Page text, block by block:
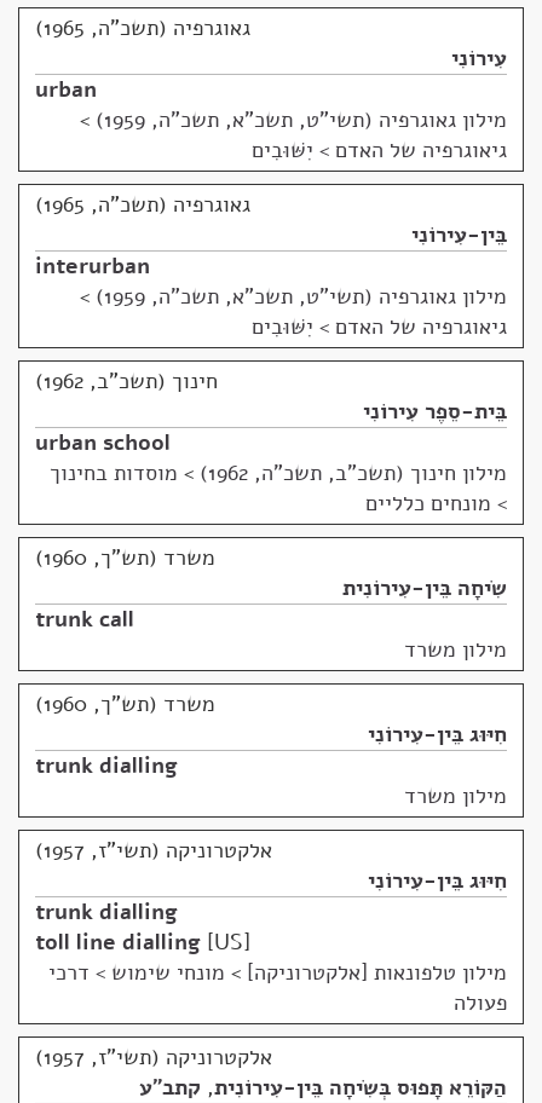
גאוגרפיה (תשכ"ה, 1965)
עִירוֹנִי
urban
מילון גאוגרפיה (תשי"ט, תשכ"א, תשכ"ה, 1959)
>
גיאוגרפיה של האדם > יִשּׁוּבִים
גאוגרפיה (תשכ"ה, 1965)
בֵּין-עִירוֹנִי
interurban
מילון גאוגרפיה (תשי"ט, תשכ"א, תשכ"ה, 1959)
>
גיאוגרפיה של האדם > יִשּׁוּבִים
חינוך (תשכ"ב, 1962)
בֵּית-סֵפֶר עִירוֹנִי
urban school
מילון חינוך (תשכ"ב, תשכ"ה, 1962)
> מוסדות בחינוך
> מונחים כלליים
משרד (תש"ך, 1960)
שִׂיחָה בֵּין-עִירוֹנִית
trunk call
מילון משרד
משרד (תש"ך, 1960)
חִיּוּג בֵּין-עִירוֹנִי
trunk dialling
מילון משרד
אלקטרוניקה (תשי"ז, 1957)
חִיּוּג בֵּין-עִירוֹנִי
trunk dialling
toll line dialling US
מילון טלפונאות [אלקטרוניקה] > מונחי שימוש > דרכי
פעולה
אלקטרוניקה (תשי"ז, 1957)
הַקּוֹרֵא תָּפוּס בְּשִׂיחָה בֵּין-עִירוֹנִית, קתב"ע